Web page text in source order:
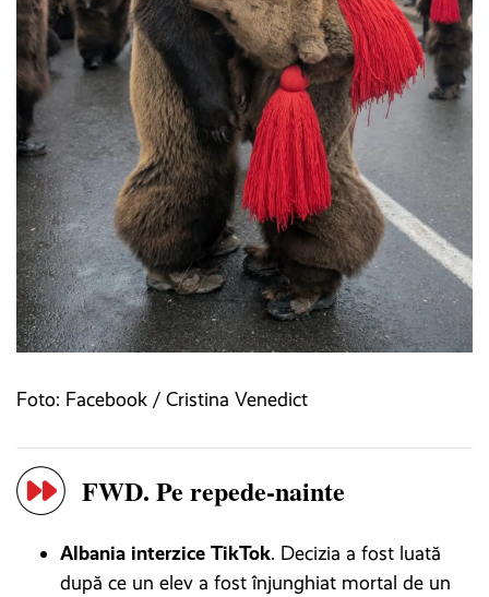
Foto: Facebook / Cristina Venedict
FWD. Pe repede-nainte
Albania interzice TikTok. Decizia a fost luată
după ce un elev a fost înjunghiat mortal de un